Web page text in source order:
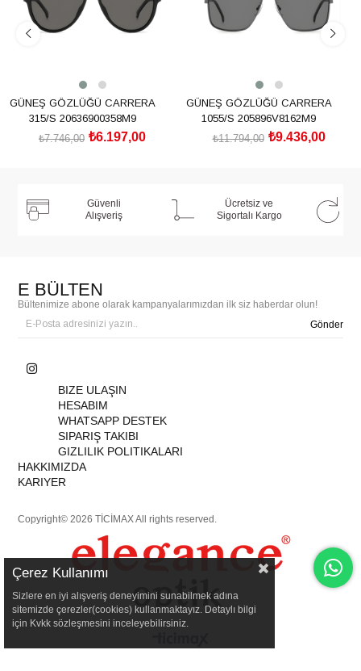
GÜNEŞ GÖZLÜĞÜ CARRERA
315/S 20636900358M9
₺6.197,00
₺7.746,00
GÜNEŞ GÖZLÜĞÜ CARRERA
1055/S 205896V8162M9
₺9.436,00
₺11.794,00
Güvenli
Alışveriş
Ücretsiz ve
Sigortalı Kargo
E BÜLTEN
Bültenimize abone olarak kampanyalarımızdan ilk siz haberdar olun!
Gönder
BIZE ULAŞIN
HESABIM
WHATSAPP DESTEK
SIPARIŞ TAKIBI
GIZLILIK POLITIKALARI
HAKKIMIZDA
KARIYER
Copyright© 2026 TİCİMAX All rights reserved.
Çerez Kullanımı
Sizlere en iyi alışveriş deneyimini sunabilmek adına
sitemizde çerezler(cookies) kullanmaktayız. Detaylı bilgi
için Kvkk sözleşmesini inceleyebilirsiniz.